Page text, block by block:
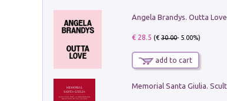
Angela Brandys. Outta Love
€ 28.5 (€30.00- 5.00%)
add to cart